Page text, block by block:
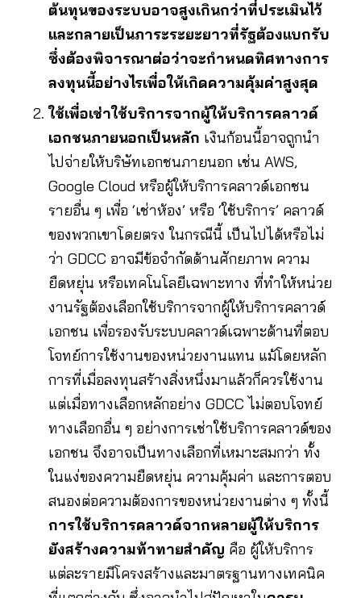
ต้นทุนของระบบอาจสูงเกินกว่าที่ประเมินไว้
และกลายเป็นภาระระยะยาวที่รัฐต้องแบกรับ
ซึ่งต้องพิจารณาต่อว่าจะกำหนดทิศทางการ
ลงทุนนี้อย่างไรเพื่อให้เกิดความคุ้มค่าสูงสุด
ใช้เพื่อเช่าใช้บริการจากผู้ให้บริการคลาวด์
เอกชนภายนอกเป็นหลัก เงินก้อนนี้อาจถูกนำ
ไปจ่ายให้บริษัทเอกชนภายนอก เช่น AWS,
Google Cloud หรือผู้ให้บริการคลาวด์เอกชน
รายอื่น ๆ เพื่อ ‘เช่าห้อง’ หรือ ‘ใช้บริการ’ คลาวด์
ของพวกเขาโดยตรง ในกรณีนี้ เป็นไปได้หรือไม่
ว่า GDCC อาจมีข้อจำกัดด้านศักยภาพ ความ
ยืดหยุ่น หรือเทคโนโลยีเฉพาะทาง ที่ทำให้หน่วย
งานรัฐต้องเลือกใช้บริการจากผู้ให้บริการคลาวด์
เอกชน เพื่อรองรับระบบคลาวด์เฉพาะด้านที่ตอบ
โจทย์การใช้งานของหน่วยงานแทน แม้โดยหลัก
การที่เมื่อลงทุนสร้างสิ่งหนึ่งมาแล้วก็ควรใช้งาน
แต่เมื่อทางเลือกหลักอย่าง GDCC ไม่ตอบโจทย์
ทางเลือกอื่น ๆ อย่างการเช่าใช้บริการคลาวด์ของ
เอกชน จึงอาจเป็นทางเลือกที่เหมาะสมกว่า ทั้ง
ในแง่ของความยืดหยุ่น ความคุ้มค่า และการตอบ
สนองต่อความต้องการของหน่วยงานต่าง ๆ ทั้งนี้
การใช้บริการคลาวด์จากหลายผู้ให้บริการ
ยังสร้างความท้าทายสำคัญ คือ ผู้ให้บริการ
แต่ละรายมีโครงสร้างและมาตรฐานทางเทคนิค